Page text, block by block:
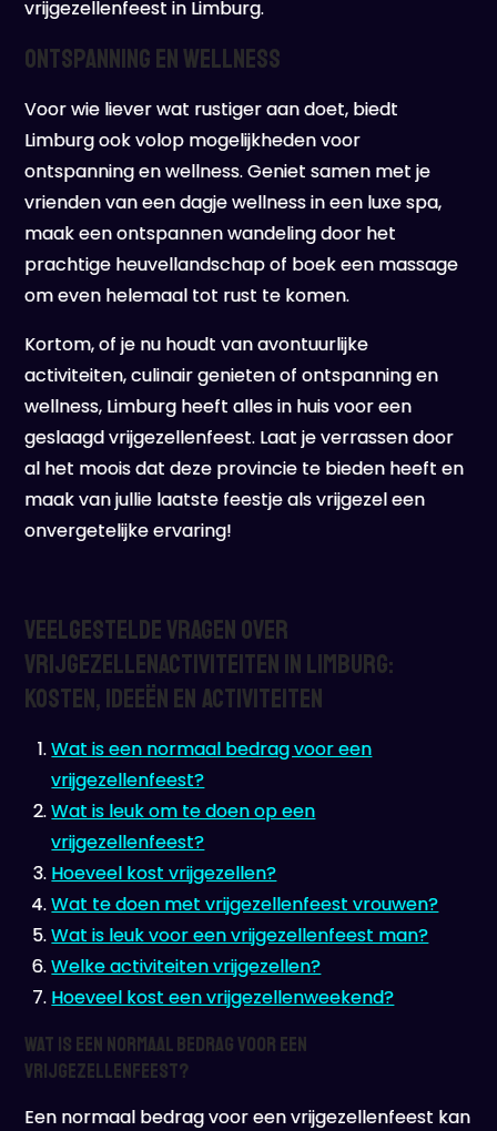
vrijgezellenfeest in Limburg.
Ontspanning en Wellness
Voor wie liever wat rustiger aan doet, biedt
Limburg ook volop mogelijkheden voor
ontspanning en wellness. Geniet samen met je
vrienden van een dagje wellness in een luxe spa,
maak een ontspannen wandeling door het
prachtige heuvellandschap of boek een massage
om even helemaal tot rust te komen.
Kortom, of je nu houdt van avontuurlijke
activiteiten, culinair genieten of ontspanning en
wellness, Limburg heeft alles in huis voor een
geslaagd vrijgezellenfeest. Laat je verrassen door
al het moois dat deze provincie te bieden heeft en
maak van jullie laatste feestje als vrijgezel een
onvergetelijke ervaring!
Veelgestelde Vragen over
Vrijgezellenactiviteiten in Limburg:
Kosten, Ideeën en Activiteiten
Wat is een normaal bedrag voor een
vrijgezellenfeest?
Wat is leuk om te doen op een
vrijgezellenfeest?
Hoeveel kost vrijgezellen?
Wat te doen met vrijgezellenfeest vrouwen?
Wat is leuk voor een vrijgezellenfeest man?
Welke activiteiten vrijgezellen?
Hoeveel kost een vrijgezellenweekend?
Wat is een normaal bedrag voor een
vrijgezellenfeest?
Een normaal bedrag voor een vrijgezellenfeest kan